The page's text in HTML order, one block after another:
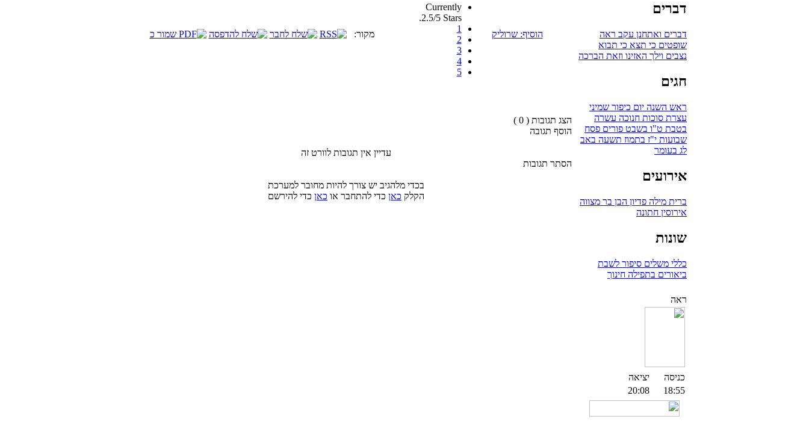
דברים
דברים ואתחנן עקב ראה
שופטים כי תצא כי תבוא
נצבים וילך האזינו וזאת הברכה
חגים
ראש השנה יום כיפור שמיני
עצרת סוכות חנוכה עשרה
בטבת ט"ו בשבט פורים פסח
שבועות י"ז בתמוז תשעה באב
לג בעומר
אירועים
ברית מילה פדיון הבן בר מצווה
אירוסין חתונה
שונות
כללי משלים סיפור לשבת
ביאורים בתפילה חינוך
ראה
כניסה
יציאה
18:55
20:08
הוסיף: שרוליק
Currently
2.5/5 Stars.
1
2
3
4
5
מקור:
הצג תגובות ( 0 )
הוסף תגובה
עדיין אין תגובות לוורט זה
הסתר תגובות
בכדי מלהגיב יש צורך להיות מחובר למערכת
הקלק כאן כדי להתחבר או כאן כדי להירשם